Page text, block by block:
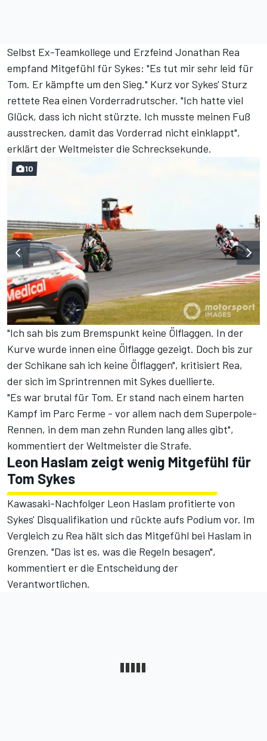
Selbst Ex-Teamkollege und Erzfeind Jonathan Rea
empfand Mitgefühl für Sykes: "Es tut mir sehr leid für
Tom. Er kämpfte um den Sieg." Kurz vor Sykes' Sturz
rettete Rea einen Vorderradrutscher. "Ich hatte viel
Glück, dass ich nicht stürzte. Ich musste meinen Fuß
ausstrecken, damit das Vorderrad nicht einklappt",
erklärt der Weltmeister die Schrecksekunde.
10
"Ich sah bis zum Bremspunkt keine Ölflaggen. In der
Kurve wurde innen eine Ölflagge gezeigt. Doch bis zur
der Schikane sah ich keine Ölflaggen", kritisiert Rea,
der sich im Sprintrennen mit Sykes duellierte.
"Es war brutal für Tom. Er stand nach einem harten
Kampf im Parc Ferme - vor allem nach dem Superpole-
Rennen, in dem man zehn Runden lang alles gibt",
kommentiert der Weltmeister die Strafe.
Leon Haslam zeigt wenig Mitgefühl für
Tom Sykes
Kawasaki-Nachfolger Leon Haslam profitierte von
Sykes' Disqualifikation und rückte aufs Podium vor. Im
Vergleich zu Rea hält sich das Mitgefühl bei Haslam in
Grenzen. "Das ist es, was die Regeln besagen",
kommentiert er die Entscheidung der
Verantwortlichen.